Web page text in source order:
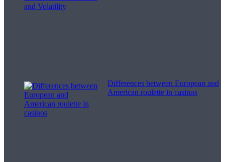
Differences between European and
American roulette in casinos